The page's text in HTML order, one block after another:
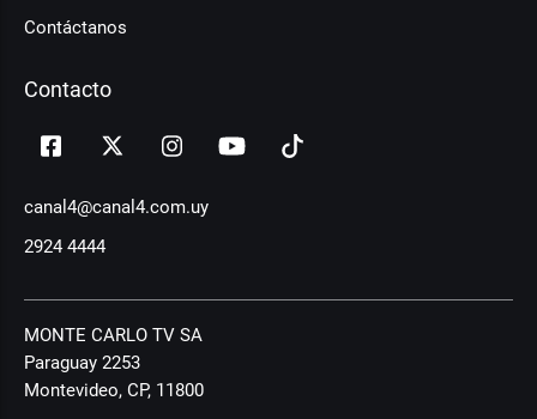
Contáctanos
Contacto
canal4@canal4.com.uy
2924 4444
MONTE CARLO TV SA
Paraguay 2253
Montevideo, CP, 11800